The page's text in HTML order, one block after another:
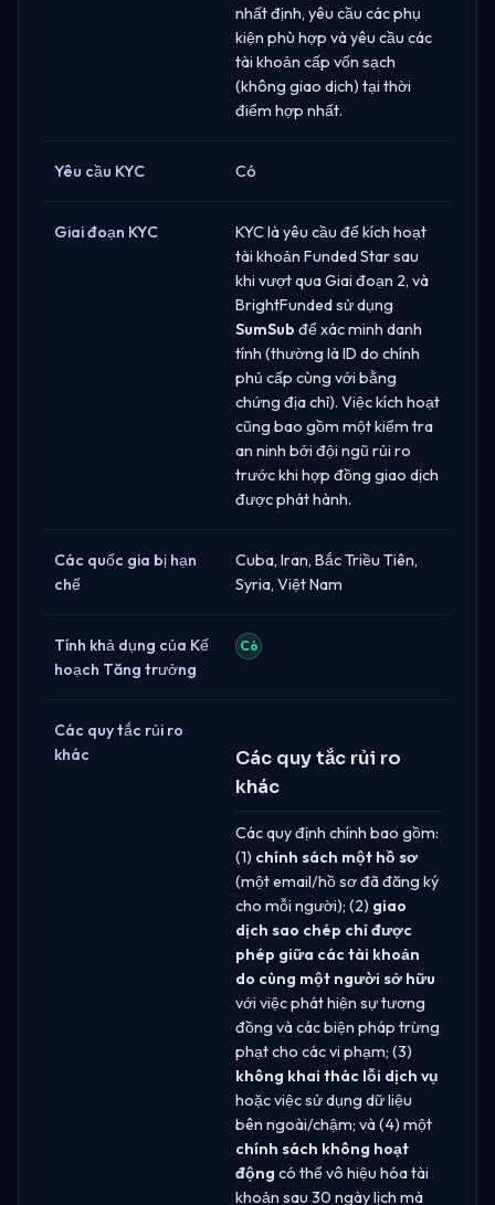
nhất định, yêu cầu các phụ
kiện phù hợp và yêu cầu các
tài khoản cấp vốn sạch
(không giao dịch) tại thời
điểm hợp nhất.
Yêu cầu KYC Có
Giai đoạn KYC
KYC là yêu cầu để kích hoạt
tài khoản Funded Star sau
khi vượt qua Giai đoạn 2, và
BrightFunded sử dụng
SumSub để xác minh danh
tính (thường là ID do chính
phủ cấp cùng với bằng
chứng địa chỉ). Việc kích hoạt
cũng bao gồm một kiểm tra
an ninh bởi đội ngũ rủi ro
trước khi hợp đồng giao dịch
được phát hành.
Các quốc gia bị hạn
chế
Cuba, Iran, Bắc Triều Tiên,
Syria, Việt Nam
Tính khả dụng của Kế
hoạch Tăng trưởng
Có
Các quy tắc rủi ro
khác
Các quy tắc rủi ro
khác
Các quy định chính bao gồm:
(1) chính sách một hồ sơ
(một email/hồ sơ đã đăng ký
cho mỗi người); (2) giao
dịch sao chép chỉ được
phép giữa các tài khoản
do cùng một người sở hữu
với việc phát hiện sự tương
đồng và các biện pháp trừng
phạt cho các vi phạm; (3)
không khai thác lỗi dịch vụ
hoặc việc sử dụng dữ liệu
bên ngoài/chậm; và (4) một
chính sách không hoạt
động có thể vô hiệu hóa tài
khoản sau 30 ngày lịch mà